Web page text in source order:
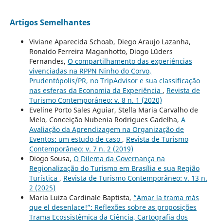
Artigos Semelhantes
Viviane Aparecida Schoab, Diego Araujo Lazanha,
Ronaldo Ferreira Maganhotto, Diogo Lüders
Fernandes, O compartilhamento das experiências
vivenciadas na RPPN Ninho do Corvo,
Prudentópolis/PR, no TripAdvisor e sua classificação
nas esferas da Economia da Experiência , Revista de
Turismo Contemporâneo: v. 8 n. 1 (2020)
Eveline Porto Sales Aguiar, Stella Maria Carvalho de
Melo, Conceição Nubenia Rodrigues Gadelha, A
Avaliação da Aprendizagem na Organização de
Eventos: um estudo de caso , Revista de Turismo
Contemporâneo: v. 7 n. 2 (2019)
Diogo Sousa, O Dilema da Governança na
Regionalização do Turismo em Brasília e sua Região
Turística , Revista de Turismo Contemporâneo: v. 13 n.
2 (2025)
Maria Luiza Cardinale Baptista, “Amar la trama más
que el desenlace!”: Reflexões sobre as proposições
Trama Ecossistêmica da Ciência, Cartografia dos